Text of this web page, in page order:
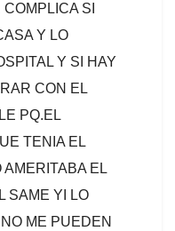
SI
Y LO
Y SI HAY
CON EL
PQ.EL
TENIA EL
AMERITABA EL
SAME YI LO
ME PUEDEN